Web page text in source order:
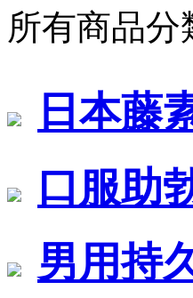
所有商品分
日本藤
口服助
男用持